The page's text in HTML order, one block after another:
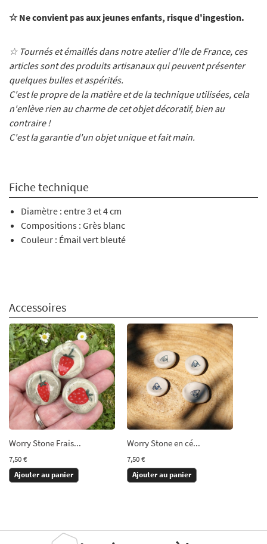
☆ Ne convient pas aux jeunes enfants, risque d'ingestion.
☆ Tournés et émaillés dans notre atelier d'Ile de France, ces
articles sont des produits artisanaux qui peuvent présenter
quelques bulles et aspérités.
C'est le propre de la matière et de la technique utilisées, cela
n'enlève rien au charme de cet objet décoratif, bien au
contraire !
C'est la garantie d'un objet unique et fait main.
Fiche technique
Diamètre : entre 3 et 4 cm
Compositions : Grès blanc
Couleur : Émail vert bleuté
Accessoires
Worry Stone Frais...
7,50 €
Ajouter au panier
Worry Stone en cé...
7,50 €
Ajouter au panier